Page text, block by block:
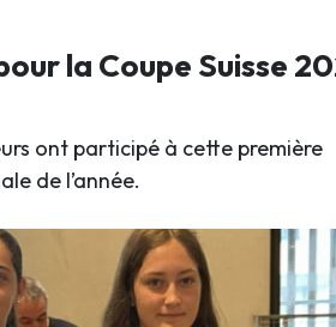
la Coupe Suisse
ont participé à cette première
de l’année.